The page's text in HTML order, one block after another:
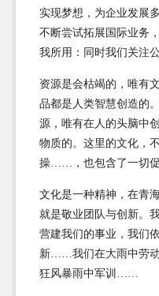
实现梦想，为企业发展
不断尝试拓展国际业务
我所用：同时我们关注
资源是会枯竭的，唯有
品都是人类智慧创造的
源，唯有在人的头脑中
物质的。这里的文化，
操……，也包含了一切促
文化是一种精神，在青
就是敬业团队与创新。
营建我们的事业，我们
新……我们在大雨中劳
狂风暴雨中军训……